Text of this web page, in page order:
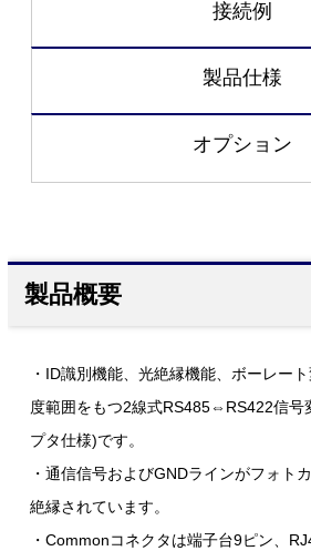
接続例
製品仕様
オプション
製品概要
・ID識別機能、光絶縁機能、ボーレー
度範囲をもつ2線式RS485⇔RS422信号
プタ仕様)です。
・通信信号およびGNDラインがフォト
絶縁されています。
・Commonコネクタは端子台9ピン、